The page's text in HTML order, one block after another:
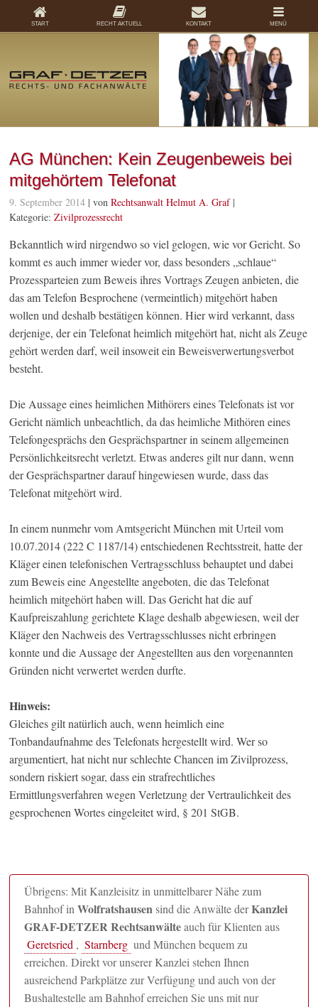
AG München: Kein Zeugenbeweis bei
mitgehörtem Telefonat
9. September 2014 | vonRechtsanwalt Helmut A. Graf|
Kategorie:Zivilprozessrecht
Bekanntlich wird nirgendwo so viel gelogen, wie vor Gericht. So
kommt es auch immer wieder vor, dass besonders „schlaue“
Prozessparteien zum Beweis ihres Vortrags Zeugen anbieten, die
das am Telefon Besprochene (vermeintlich) mitgehört haben
wollen und deshalb bestätigen können. Hier wird verkannt, dass
derjenige, der ein Telefonat heimlich mitgehört hat, nicht als Zeuge
gehört werden darf, weil insoweit ein Beweisverwertungsverbot
besteht.
Die Aussage eines heimlichen Mithörers eines Telefonats ist vor
Gericht nämlich unbeachtlich, da das heimliche Mithören eines
Telefongesprächs den Gesprächspartner in seinem allgemeinen
Persönlichkeitsrecht verletzt. Etwas anderes gilt nur dann, wenn
der Gesprächspartner darauf hingewiesen wurde, dass das
Telefonat mitgehört wird.
In einem nunmehr vom Amtsgericht München mit Urteil vom
10.07.2014 (222 C 1187/14) entschiedenen Rechtsstreit, hatte der
Kläger einen telefonischen Vertragsschluss behauptet und dabei
zum Beweis eine Angestellte angeboten, die das Telefonat
heimlich mitgehört haben will. Das Gericht hat die auf
Kaufpreiszahlung gerichtete Klage deshalb abgewiesen, weil der
Kläger den Nachweis des Vertragsschlusses nicht erbringen
konnte und die Aussage der Angestellten aus den vorgenannten
Gründen nicht verwertet werden durfte.
Hinweis:
Gleiches gilt natürlich auch, wenn heimlich eine
Tonbandaufnahme des Telefonats hergestellt wird. Wer so
argumentiert, hat nicht nur schlechte Chancen im Zivilprozess,
sondern riskiert sogar, dass ein strafrechtliches
Ermittlungsverfahren wegen Verletzung der Vertraulichkeit des
gesprochenen Wortes eingeleitet wird, § 201 StGB.
Übrigens: Mit Kanzleisitz in unmittelbarer Nähe zum
Bahnhof inWolfratshausensind die Anwälte derKanzlei
GRAF-DETZER Rechtsanwälteauch für Klienten aus
Geretsried , Starnberg und München bequem zu
erreichen. Direkt vor unserer Kanzlei stehen Ihnen
ausreichend Parkplätze zur Verfügung und auch von der
Bushaltestelle am Bahnhof erreichen Sie uns mit nur
START RECHT AKTUELL KONTAKT MENÜ